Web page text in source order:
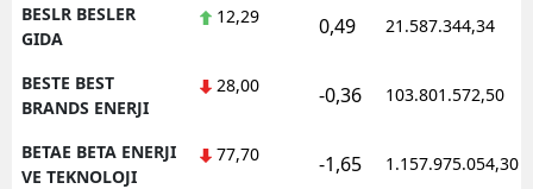
BESLR BESLER
GIDA
12,29 0,49 21.587.344,34
BESTE BEST
BRANDS ENERJI
28,00 -0,36 103.801.572,50
BETAE BETA ENERJI
VE TEKNOLOJI
77,70 -1,65 1.157.975.054,30